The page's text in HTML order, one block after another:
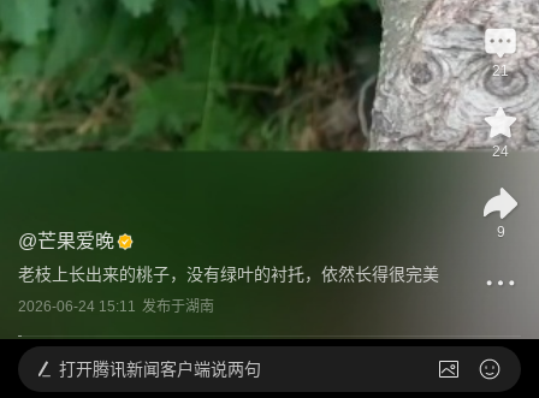
@芒果爱晚
老枝上长出来的桃子，没有绿叶的衬托，依然长得很完美
2026-06-24 15:11 发布于湖南
21
24
9
打开腾讯新闻客户端说两句